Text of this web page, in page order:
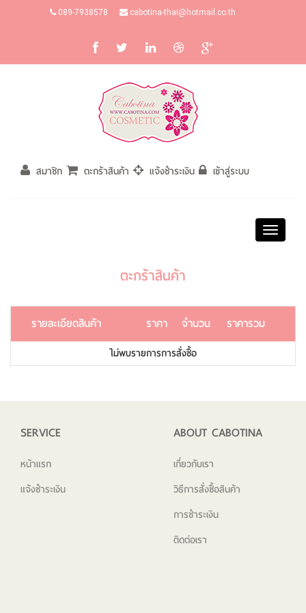
089-7938578 cabotina-thai@hotmail.co.th
สมาชิก ตะกร้าสินค้า แจ้งชำระเงิน เข้าสู่ระบบ
Toggle
ตะกร้าสินค้า
รายละเอียดสินค้า ราคา จำนวน ราคารวม
ไม่พบรายการการสั่งซื้อ
SERVICE
หน้าแรก
แจ้งชำระเงิน
ABOUT CABOTINA
เกี่ยวกับเรา
วิธีการสั่งซื้อสินค้า
การชำระเงิน
ติดต่อเรา